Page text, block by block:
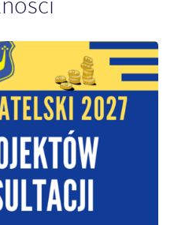
prezentujących nasze